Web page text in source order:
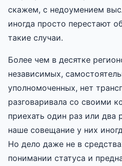
скажем, с недоумением
иногда просто перестают
такие случаи.
Более чем в десятке
независимых,
уполномоченных, нет
разговаривала со своими
приехать один раз или два
наше совещание у них
Но дело даже не в
понимании статуса и